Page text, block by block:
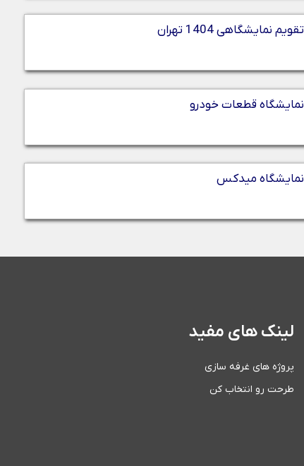
تقویم نمایشگاهی 1404 تهران
نمایشگاه قطعات خودرو
نمایشگاه میدکس
لینک های مفید
پروژه های غرفه سازی
طرحت رو انتخاب کن